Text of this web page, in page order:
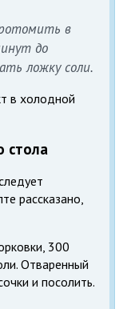
в
до
ложку соли.
в холодной
стола
рассказано,
300
Отваренный
и посолить.